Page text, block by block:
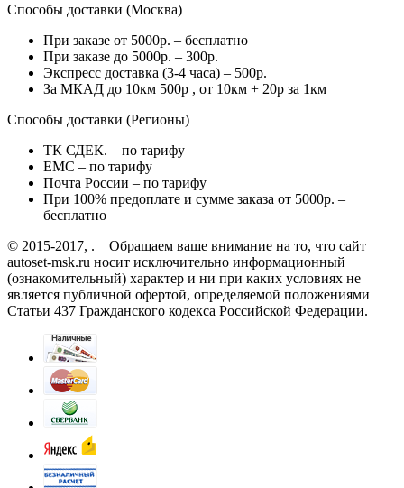
Способы доставки (Москва)
При заказе от 5000р. – бесплатно
При заказе до 5000р. – 300р.
Экспресс доставка (3-4 часа) – 500р.
За МКАД до 10км 500р , от 10км + 20р за 1км
Способы доставки (Регионы)
ТК СДЕК. – по тарифу
EMC – по тарифу
Почта России – по тарифу
При 100% предоплате и сумме заказа от 5000р. –
бесплатно
© 2015-2017, . Обращаем ваше внимание на то, что сайт
autoset-msk.ru носит исключительно информационный
(ознакомительный) характер и ни при каких условиях не
является публичной офертой, определяемой положениями
Статьи 437 Гражданского кодекса Российской Федерации.